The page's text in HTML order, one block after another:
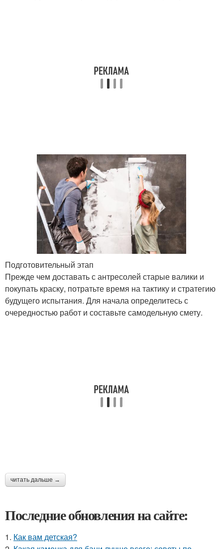
Подготовительный этап
Прежде чем доставать с антресолей старые валики и
покупать краску, потратьте время на тактику и стратегию
будущего испытания. Для начала определитесь с
очередностью работ и составьте самодельную смету.
читать дальше →
Последние обновления на сайте:
1. Как вам детская?